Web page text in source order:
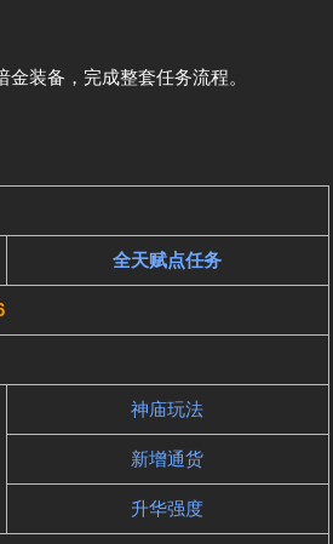
装备，完成整套任务流程。
全天赋点任务
神庙玩法
新增通货
升华强度